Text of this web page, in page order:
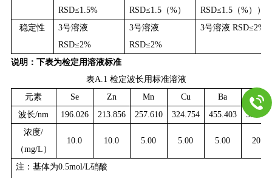
RSD≤1.5%
RSD≤1.5（%）
RSD≤1.5（%））
稳定性
3号溶液
RSD≤2%
3号溶液
RSD≤2%
3号溶液 RSD≤2%
说明：下表为检定用溶液标准
表A.1 检定波长用标准溶液
元素
Se Zn Mn Cu Ba
Na
波长/nm
196.026 213.856 257.610 324.754 455.403
浓度/
（mg/L）
10.0 10.0 5.00 5.00 5.00 20.0
注：基体为0.5mol/L硝酸